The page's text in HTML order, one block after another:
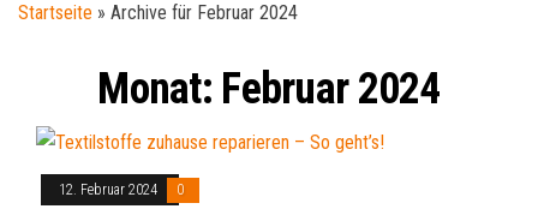
Startseite » Archive für Februar 2024
Monat: Februar 2024
12. Februar 2024 0